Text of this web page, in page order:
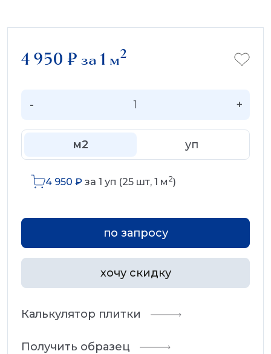
4 950 ₽за 1 м2
- +
м2 уп
4 950 ₽ за 1 уп (25 шт, 1 м 2)
по запросу
хочу скидку
Калькулятор плитки
Получить образец